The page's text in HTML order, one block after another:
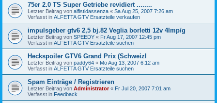
75er 2.0 TS Super Getriebe revidiert ........
Letzter Beitrag von alfistidassenza « Sa Aug 25, 2007 7:26 am
Verfasst in ALFETTA GTV Ersatzteile verkaufen
impulsgeber gtv6 2,5 bj.82 Veglia borletti 12v 4Imp/g
Letzter Beitrag von SPEEDY « Fr Aug 17, 2007 12:45 pm
Verfasst in ALFETTA GTV Ersatzteile suchen
Heckspoiler GTV6 Grand Prix (SchweizI
Letzter Beitrag von paddy64 « Mo Aug 13, 2007 6:12 am
Verfasst in ALFETTA GTV Ersatzteile suchen
Spam Einträge / Registrieren
Letzter Beitrag von Administrator« Fr Jul 20, 2007 7:01 am
Verfasst in Feedback